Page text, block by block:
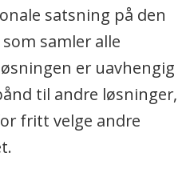
satsning på den
samler alle
er uavhengig
til andre løsninger,
fritt velge andre